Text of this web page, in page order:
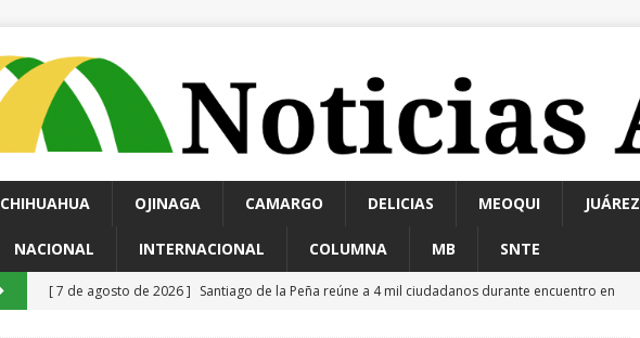
CHIHUAHUA OJINAGA CAMARGO DELICIAS MEOQUI JUÁREZ
NACIONAL INTERNACIONAL COLUMNA MB SNTE
[ 7 de agosto de 2026 ] Santiago de la Peña reúne a 4 mil ciudadanos durante encuentro en